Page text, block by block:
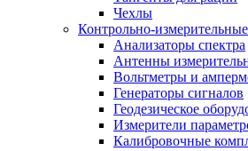
Чехлы
Контрольно-
Анализаторы спектра
Антенны
Вольтметры и
Генераторы сигналов
Геодезическое
Измерители
Калибровочные